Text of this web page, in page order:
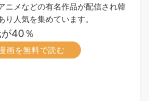
ニメなどの有名作品が配信され韓
り人気を集めています。
40％
画を無料で読む